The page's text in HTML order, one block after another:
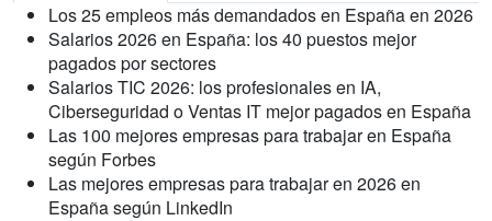
Los 25 empleos más demandados en España en 2026
Salarios 2026 en España: los 40 puestos mejor
pagados por sectores
Salarios TIC 2026: los profesionales en IA,
Ciberseguridad o Ventas IT mejor pagados en España
Las 100 mejores empresas para trabajar en España
según Forbes
Las mejores empresas para trabajar en 2026 en
España según LinkedIn